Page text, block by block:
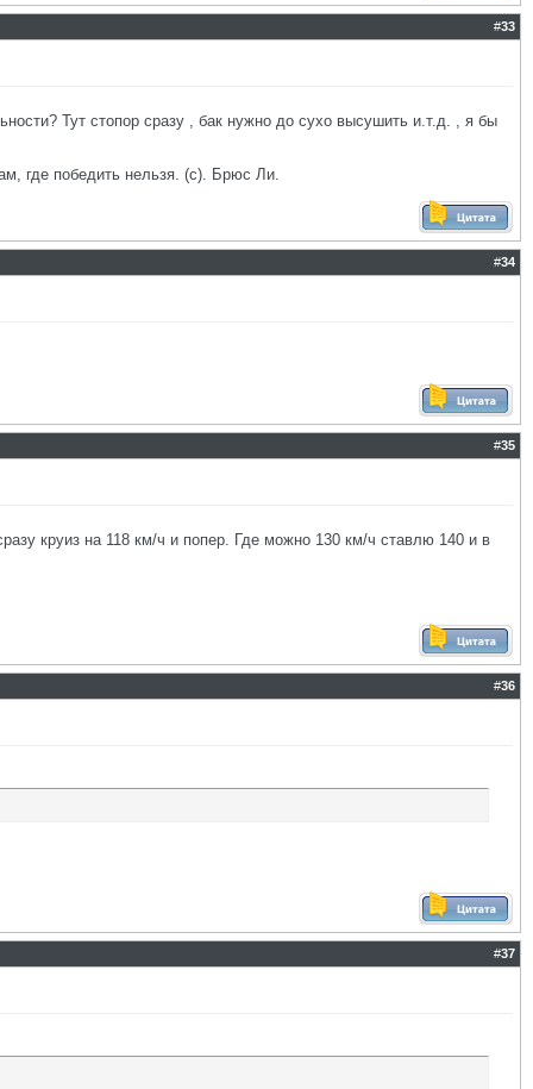
#33
Тут стопор сразу , бак нужно до сухо высушить и.т.д. , я бы
где победить нельзя. (с). Брюс Ли.
#34
#35
круиз на 118 км/ч и попер. Где можно 130 км/ч ставлю 140 и в
#36
#37